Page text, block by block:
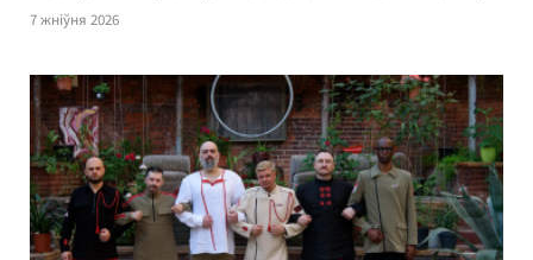
7 жніўня 2026